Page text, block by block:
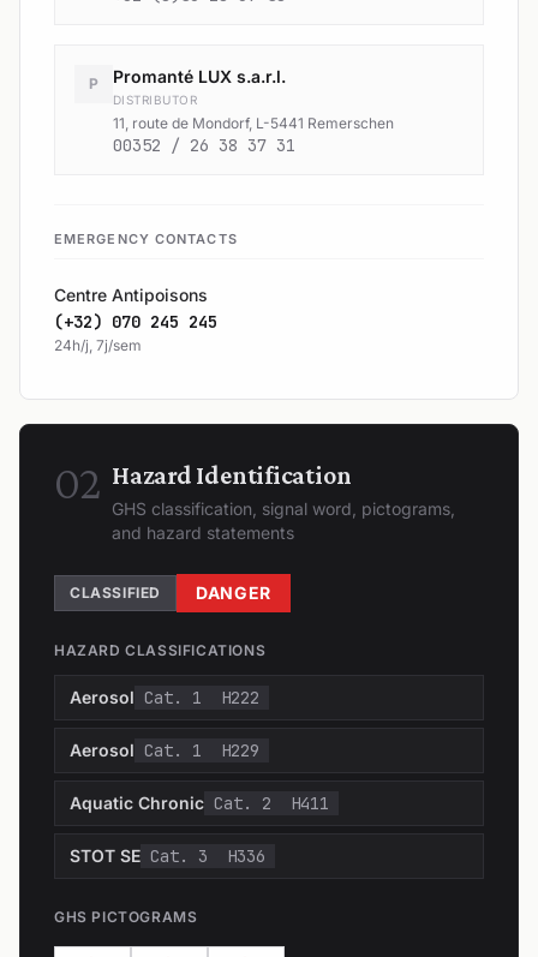
P Promanté LUX s.a.r.l.
DISTRIBUTOR
11, route de Mondorf, L-5441 Remerschen
00352 / 26 38 37 31
EMERGENCY CONTACTS
Centre Antipoisons
(+32) 070 245 245
24h/j, 7j/sem
02 Hazard Identification
GHS classification, signal word, pictograms,
and hazard statements
CLASSIFIED DANGER
HAZARD CLASSIFICATIONS
Aerosol Cat. 1 H222
Aerosol Cat. 1 H229
Aquatic Chronic Cat. 2 H411
STOT SE Cat. 3 H336
GHS PICTOGRAMS